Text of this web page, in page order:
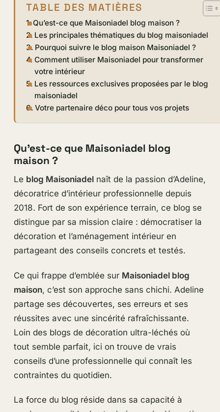
TABLE DES MATIÈRES
Qu’est-ce que Maisoniadel blog maison ?
Les principales thématiques du blog maisoniadel
Pourquoi suivre le blog maison Maisoniadel ?
Comment utiliser Maisoniadel pour transformer
votre intérieur
Les ressources exclusives proposées par le blog
maisoniadel
Votre partenaire déco pour tous vos projets
Qu’est-ce que Maisoniadel blog
maison ?
Le blog Maisoniadelnaît de la passion d’Adeline,
décoratrice d’intérieur professionnelle depuis
2018. Fort de son expérience terrain, ce blog se
distingue par sa mission claire : démocratiser la
décoration et l’aménagement intérieur en
partageant des conseils concrets et testés.
Ce qui frappe d’emblée sur Maisoniadel blog
maison, c’est son approche sans chichi. Adeline
partage ses découvertes, ses erreurs et ses
réussites avec une sincérité rafraîchissante.
Loin des blogs de décoration ultra-léchés où
tout semble parfait, ici on trouve de vrais
conseils d’une professionnelle qui connaît les
contraintes du quotidien.
La force du blog réside dans sa capacité à